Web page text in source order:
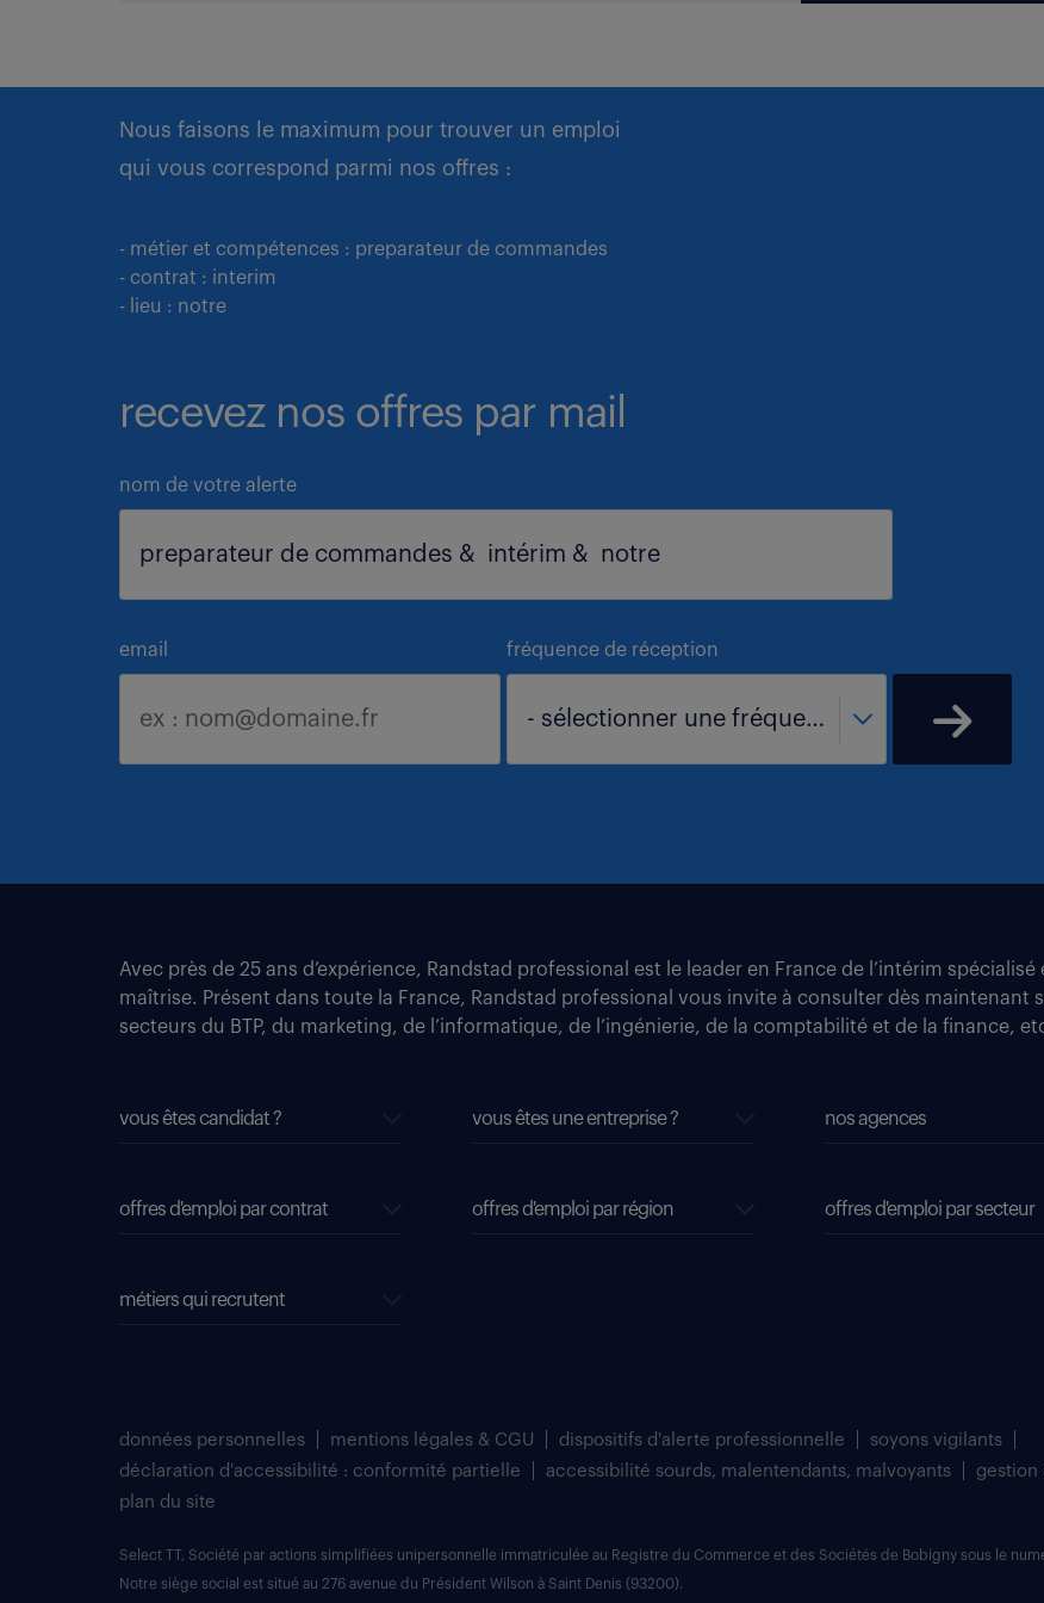
Nous faisons le maximum pour trouver un emploi
qui vous correspond parmi nos offres :
- métier et compétences : preparateur de commandes
- contrat : interim
- lieu : notre
recevez nos offres par mail
nom de votre alerte
email fréquence de réception
- sélectionner une fréquence -
Avec près de 25 ans d’expérience, Randstad professional est le leader en France de l’intérim
maîtrise. Présent dans toute la France, Randstad professional vous invite à consulter dès maintenant
secteurs du BTP, du marketing, de l’informatique, de l’ingénierie, de la comptabilité et de la finance,
vous êtes candidat ? vous êtes une entreprise ? nos agences
offres d'emploi par contrat offres d'emploi par région offres d'emploi par secteur
métiers qui recrutent
données personnelles mentions légales & CGU dispositifs d'alerte professionnelle
soyons vigilants
déclaration d'accessibilité : conformité partielle
accessibilité sourds, malentendants, malvoyants
gestion
plan du site
Select TT, Société par actions simplifiées unipersonnelle immatriculée au Registre du Commerce et des Sociétés de Bobigny sous le
Notre siège social est situé au 276 avenue du Président Wilson à Saint Denis (93200).